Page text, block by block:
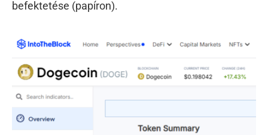
befektetése (papíron).